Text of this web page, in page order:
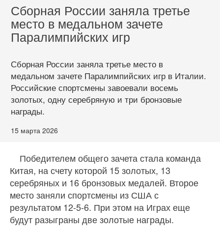
Сборная России заняла третье
место в медальном зачете
Паралимпийских игр
Сборная России заняла третье место в
медальном зачете Паралимпийских игр в Италии.
Российские спортсмены завоевали восемь
золотых, одну серебряную и три бронзовые
награды.
15 марта 2026
Победителем общего зачета стала команда
Китая, на счету которой 15 золотых, 13
серебряных и 16 бронзовых медалей. Второе
место заняли спортсмены из США с
результатом 12-5-6. При этом на Играх еще
будут разыграны две золотые награды.